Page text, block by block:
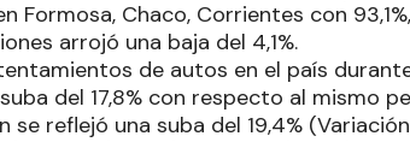
Formosa, Chaco, Corrientes con
arrojó una baja del 4,1%.
de autos en el país
del 17,8% con respecto al mismo
se reflejó una suba del 19,4%